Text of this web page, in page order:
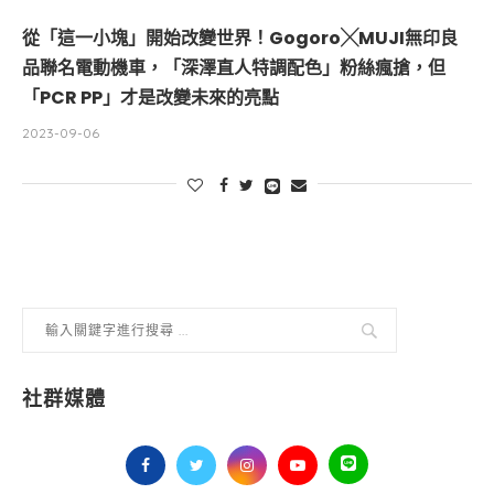
從「這一小塊」開始改變世界！Gogoro╳MUJI無印良
品聯名電動機車，「深澤直人特調配色」粉絲瘋搶，但
「PCR PP」才是改變未來的亮點
2023-09-06
社群媒體